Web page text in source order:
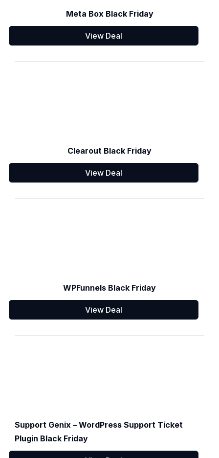
Meta Box Black Friday
View Deal
Clearout Black Friday
View Deal
WPFunnels Black Friday
View Deal
Support Genix – WordPress Support Ticket
Plugin Black Friday